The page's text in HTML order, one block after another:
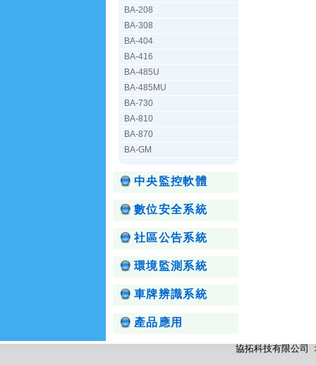
BA-208
BA-308
BA-404
BA-416
BA-485U
BA-485MU
BA-730
BA-810
BA-870
BA-GM
中央監控軟體
數位安全系統
社區公告系統
環境監測系統
車牌辨識系統
產品應用
協拓科技有限公司